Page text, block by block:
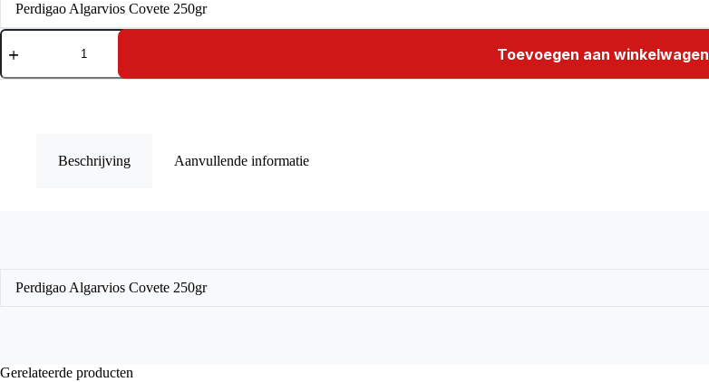
Perdigao Algarvios Covete 250gr
Perdigao
Algarvios
250gr
Toevoegen aan winkelwagen
Beschrijving Aanvullende informatie
Perdigao Algarvios Covete 250gr
Gerelateerde producten